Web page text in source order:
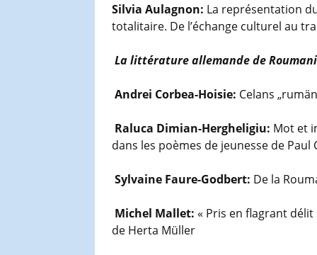
Silvia Aulagnon: La représentation
totalitaire. De l’échange culturel au
La littérature allemande de
Andrei Corbea-Hoisie: Celans
Raluca Dimian-Hergheligiu: Mot et
dans les poèmes de jeunesse de Paul
Sylvaine Faure-Godbert: De la
Michel Mallet: « Pris en flagrant délit
de Herta Müller